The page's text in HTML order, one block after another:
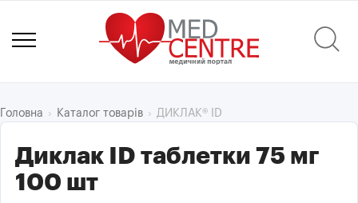
Головна Каталог товарів ДИКЛАК® ID
Диклак ID таблетки 75 мг
100 шт